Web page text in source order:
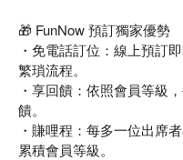
🎁 FunNow 預訂獨家優勢
・免電話訂位：線上預訂
繁瑣流程。
・享回饋：依照會員等級
饋。
・賺哩程：每多一位出席
累積會員等級。